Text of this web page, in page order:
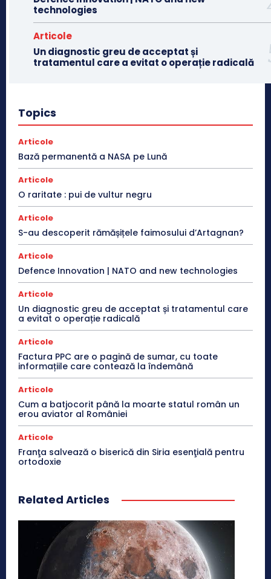
technologies
Articole
Un diagnostic greu de acceptat și
tratamentul care a evitat o operație radicală
Topics
Articole
Bază permanentă a NASA pe Lună
Articole
O raritate : pui de vultur negru
Articole
S-au descoperit rămășițele faimosului d’Artagnan?
Articole
Defence Innovation | NATO and new technologies
Articole
Un diagnostic greu de acceptat și tratamentul care
a evitat o operație radicală
Articole
Factura PPC are o pagină de sumar, cu toate
informațiile care contează la îndemână
Articole
Cum a batjocorit până la moarte statul român un
erou aviator al României
Articole
Franţa salvează o biserică din Siria esenţială pentru
ortodoxie
Related Articles